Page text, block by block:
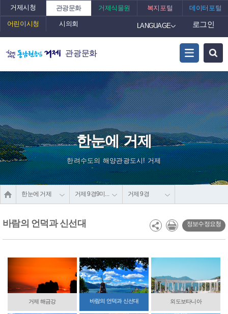
거제시청 관광문화 거제식물원 복지포털 데이터포털
어린이시청 시의회 LANGUAGE 로그인
관광문화
한눈에 거제
한려수도의 해양관광도시! 거제
한눈에 거제 거제 9경9미9품 거제 9경
바람의 언덕과 신선대 정보수정요청
거제 해금강 바람의 언덕과 신선대 외도보타니아